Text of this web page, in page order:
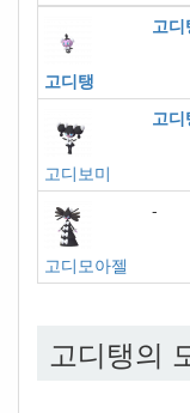
고디탱
고디
고디보미
고디
고디모아젤
-
고디탱의